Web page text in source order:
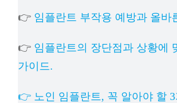
👉 임플란트 부작용 예방과 올바
👉 임플란트의 장단점과 상황에
가이드.
👉 노인 임플란트, 꼭 알아야 할 3